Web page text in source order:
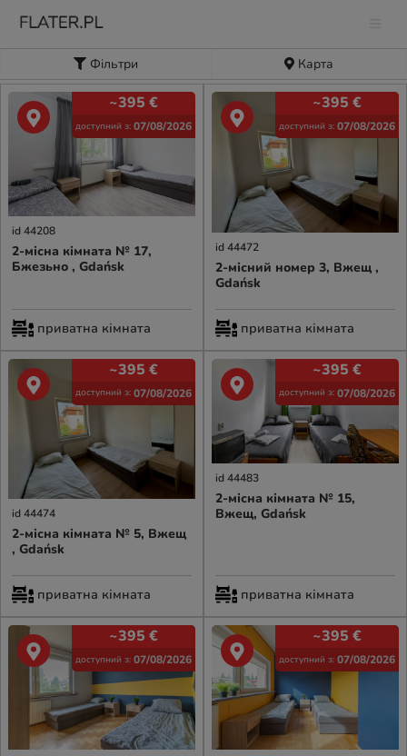
Фільтри Карта
~395 €
доступний з: 07/08/2026
id 44208
2-місна кімната № 17,
Бжезьно , Gdańsk
приватна кімната
~395 €
доступний з: 07/08/2026
id 44472
2-місний номер 3, Вжещ ,
Gdańsk
приватна кімната
~395 €
доступний з: 07/08/2026
id 44474
2-місна кімната № 5, Вжещ
, Gdańsk
приватна кімната
~395 €
доступний з: 07/08/2026
id 44483
2-місна кімната № 15,
Вжещ, Gdańsk
приватна кімната
~395 €
доступний з: 07/08/2026
~395 €
доступний з: 07/08/2026